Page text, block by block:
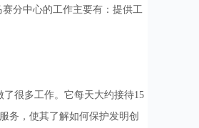
分中心的工作主要有：提供工
很多工作。它每天大约接待15
务，使其了解如何保护发明创